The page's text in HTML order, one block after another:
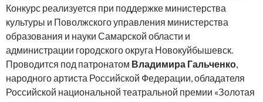
Конкурс реализуется при поддержке министерства
культуры и Поволжского управления министерства
образования и науки Самарской области и
администрации городского округа Новокуйбышевск.
Проводится под патронатом Владимира Гальченко
народного артиста Российской Федерации, обладателя
Российской национальной театральной премии «Золотая